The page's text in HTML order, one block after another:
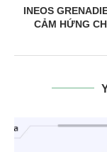
INEOS
CẢM HỨNG